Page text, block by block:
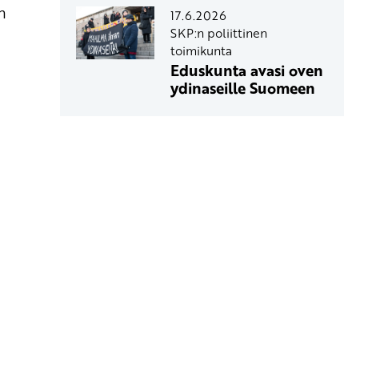
17.6.2026
SKP:n poliittinen
toimikunta
Eduskunta avasi oven
ydinaseille Suomeen